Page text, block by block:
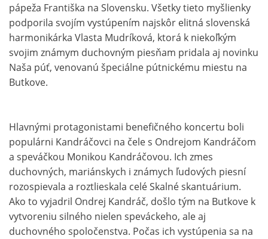
pápeža Františka na Slovensku. Všetky tieto myšlienky
podporila svojím vystúpením najskôr elitná slovenská
harmonikárka Vlasta Mudríková, ktorá k niekoľkým
svojim známym duchovným piesňam pridala aj novinku
Naša púť, venovanú špeciálne pútnickému miestu na
Butkove.
Hlavnými protagonistami benefičného koncertu boli
populárni Kandráčovci na čele s Ondrejom Kandráčom
a speváčkou Monikou Kandráčovou. Ich zmes
duchovných, mariánskych i známych ľudových piesní
rozospievala a roztlieskala celé Skalné skantuárium.
Ako to vyjadril Ondrej Kandráč, došlo tým na Butkove k
vytvoreniu silného nielen speváckeho, ale aj
duchovného spoločenstva. Počas ich vystúpenia sa na